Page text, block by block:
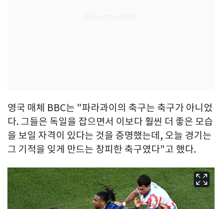
영국 매체 BBC는 "파라과이의 축구는 축구가 아니었
다. 그들은 독일을 잡으면서 이보다 훨씬 더 좋은 모습
을 보일 자격이 있다는 것을 증명했는데, 오늘 경기는
그 기적을 잊게 만드는 창피한 축구였다"고 했다.